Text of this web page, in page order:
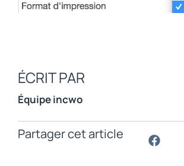
ÉCRIT PAR
Équipe incwo
Partager cet article